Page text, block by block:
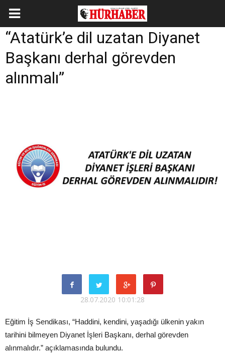
“Atatürk’e dil uzatan Diyanet
Başkanı derhal görevden
alınmalı”
28.07.2020 10:01:28
Eğitim İş Sendikası, “Haddini, kendini, yaşadığı ülkenin yakın
tarihini bilmeyen Diyanet İşleri Başkanı, derhal görevden
alınmalıdır.” açıklamasında bulundu.